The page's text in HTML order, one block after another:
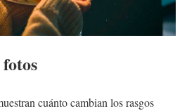
cuánto cambian los rasgos